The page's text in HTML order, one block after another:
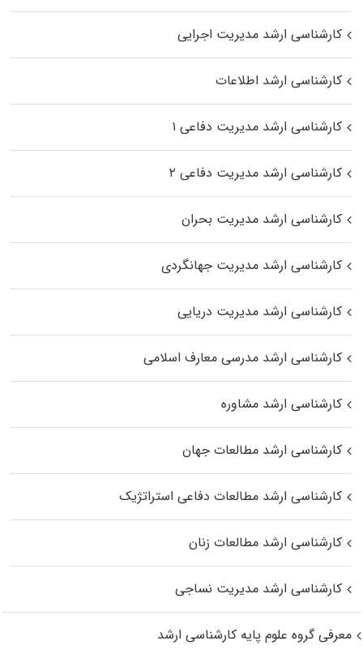
کارشناسی ارشد مدیریت اجرایی
کارشناسی ارشد اطلاعات
کارشناسی ارشد مدیریت دفاعی ۱
کارشناسی ارشد مدیریت دفاعی ۲
کارشناسی ارشد مدیریت بحران
کارشناسی ارشد مدیریت جهانگردی
کارشناسی ارشد مدیریت دریایی
کارشناسی ارشد مدرسی معارف اسلامی
کارشناسی ارشد مشاوره
کارشناسی ارشد مطالعات جهان
کارشناسی ارشد مطالعات دفاعی استراتژیک
کارشناسی ارشد مطالعات زنان
کارشناسی ارشد مدیریت نساجی
معرفی گروه علوم پایه کارشناسی ارشد